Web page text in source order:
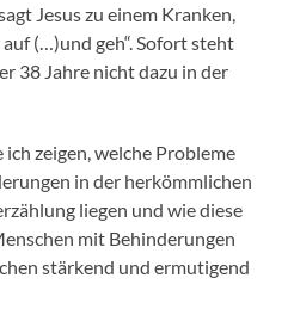
Jesus zu einem Kranken,
(…)und geh“. Sofort steht
38 Jahre nicht dazu in der
zeigen, welche Probleme
in der herkömmlichen
liegen und wie diese
mit Behinderungen
stärkend und ermutigend